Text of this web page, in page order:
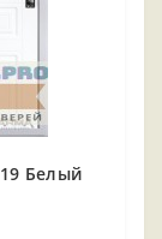
Белый